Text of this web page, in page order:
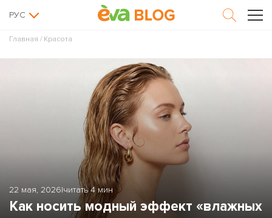
РУС
Главная / Красота
22 мая, 2026|читать 4 мин
Как носить модный эффект «влажных